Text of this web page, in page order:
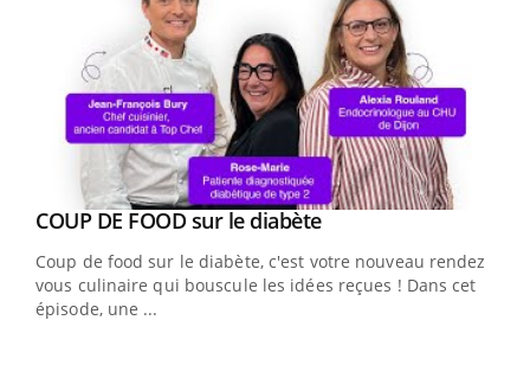
Youtube
COUP DE FOOD sur le diabèteYoutube
Coup de food sur le diabète, c'est votre nouveau rendez-
vous culinaire qui bouscule les idées reçues ! Dans cet
épisode, une ...
Youtube
Quand l’entreprise mise sur le bien être global
"Les rendez-vous de la santé et de la qualité de vie au
travail" de Pourquoi Docteur reçoivent Régis Blugeon,
DRH et directeur ...